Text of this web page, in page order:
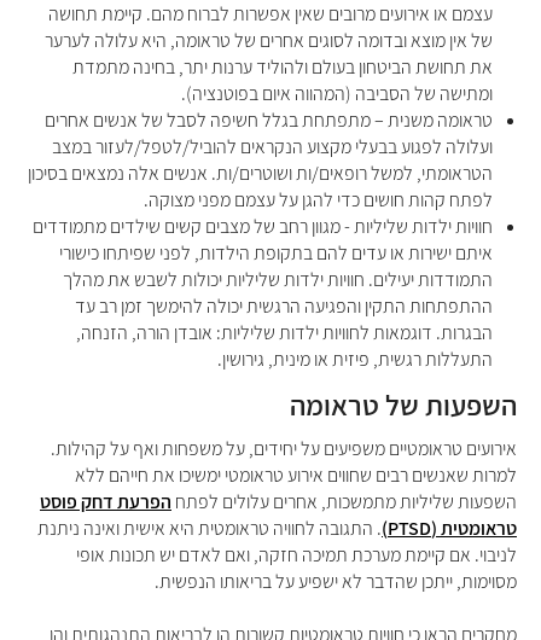
עצמם או אירועים מרובים שאין אפשרות לברוח מהם. קיימת תחושה
של אין מוצא ובדומה לסוגים אחרים של טראומה, היא עלולה לערער
את תחושת הביטחון בעולם ולהוליד ערנות יתר, בחינה מתמדת
ומתישה של הסביבה (המהווה איום בפוטנציה).
טראומה משנית – מתפתחת בגלל חשיפה לסבל של אנשים אחרים
ועלולה לפגוע בבעלי מקצוע הנקראים להוביל/לטפל/לעזור במצב
הטראומתי, למשל רופאים/ות ושוטרים/ות. אנשים אלה נמצאים בסיכון
לפתח קהות חושים כדי להגן על עצמם מפני מצוקה.
חוויות ילדות שליליות - מגוון רחב של מצבים קשים שילדים מתמודדים
איתם ישירות או עדים להם בתקופת הילדות, לפני שפיתחו כישורי
התמודדות יעילים. חוויות ילדות שליליות יכולות לשבש את מהלך
ההתפתחות התקין והפגיעה הרגשית יכולה להימשך זמן רב עד
הבגרות. דוגמאות לחוויות ילדות שליליות: אובדן הורה, הזנחה,
התעללות רגשית, פיזית או מינית, גירושין.
השפעות של טראומה
אירועים טראומטיים משפיעים על יחידים, על משפחות ואף על קהילות.
למרות שאנשים רבים שחווים אירוע טראומטי ימשיכו את חייהם ללא
השפעות שליליות מתמשכות, אחרים עלולים לפתח הפרעת דחק פוסט
טראומטית (PTSD
). התגובה לחוויה טראומטית היא אישית ואינה ניתנת
לניבוי. אם קיימת מערכת תמיכה חזקה, ואם לאדם יש תכונות אופי
מסוימות, ייתכן שהדבר לא ישפיע על בריאותו הנפשית.
מחקרים הראו כי חוויות טראומטיות קשורות הן לבריאות התנהגותית והן